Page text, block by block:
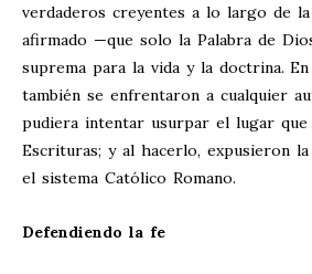
verdaderos creyentes a lo largo de
afirmado —que solo la Palabra de
suprema para la vida y la doctrina. En
también se enfrentaron a cualquier
pudiera intentar usurpar el lugar
Escrituras; y al hacerlo, expusieron
el sistema Católico Romano.
Defendiendo la fe